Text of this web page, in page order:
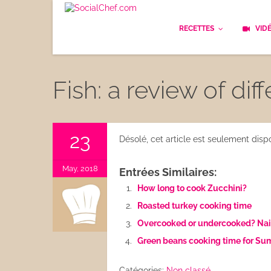
RECETTES
Entrées
Plats
Goûter
Desserts
Les
Fish: a review of
23
May, 2018
Désolé, cet article est seulement
Entrées Similaires:
How long to cook Zucchini?
Roasted turkey cooking time
Overcooked or undercooked?
Green beans cooking time for